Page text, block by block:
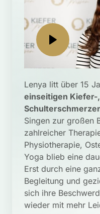
Lenya litt über 15
einseitigen Kiefer-
Singen zur großen
zahlreicher
Physiotherapie,
Yoga blieb eine
Erst durch eine
Begleitung und
sich ihre
wieder mit mehr